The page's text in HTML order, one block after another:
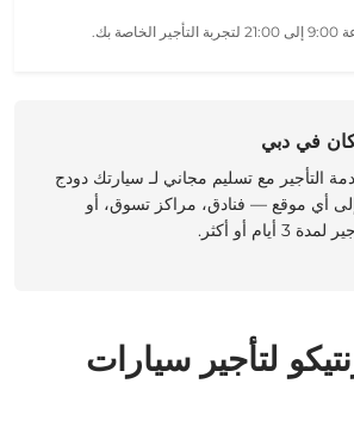
بك.
في دبي
مع تسليم مجاني لـ سيارتك دودج
أي موقع — فنادق، مراكز تسوق، أو
أو أكثر.
لتأجير سيارات